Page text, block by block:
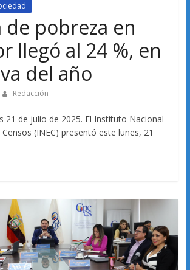
de pobreza en
llegó al 24 %, en
del año
Redacción
21 de julio de 2025. El Instituto Nacional
(INEC) presentó este lunes, 21